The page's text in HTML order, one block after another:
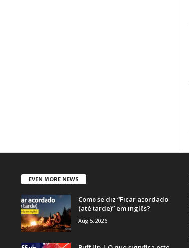
EVEN MORE NEWS
Como se diz “Ficar acordado
(até tarde)” em inglês?
Aug 5, 2026